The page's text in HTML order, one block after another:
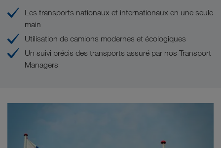
Les transports nationaux et internationaux en une seule
main
Utilisation de camions modernes et écologiques
Un suivi précis des transports assuré par nos Transport
Managers